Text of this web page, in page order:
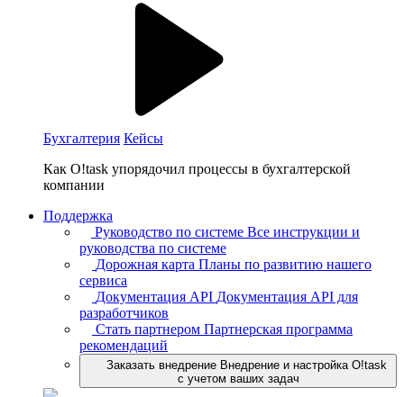
Бухгалтерия Кейсы
Как O!task упорядочил процессы в бухгалтерской
компании
Поддержка
Руководство по системе Все инструкции и
руководства по системе
Дорожная карта Планы по развитию нашего
сервиса
Документация API Документация API для
разработчиков
Стать партнером Партнерская программа
рекомендаций
Заказать внедрение Внедрение и настройка O!task
с учетом ваших задач